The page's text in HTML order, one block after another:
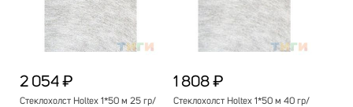
2 054 ₽
Стеклохолст Holtex 1*50 м 25 гр/
1 808 ₽
Стеклохолст Holtex 1*50 м 40 гр/